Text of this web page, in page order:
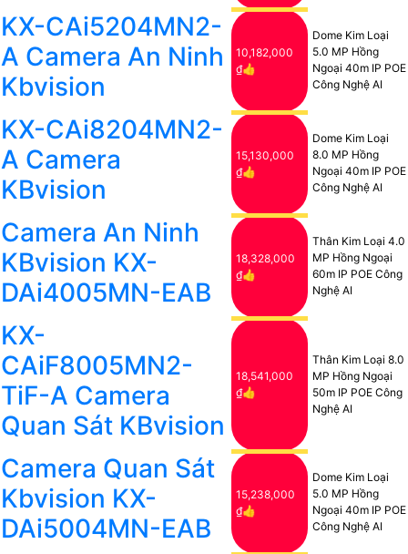
KX-CAi5204MN2-
A Camera An Ninh
Kbvision
10,182,000
₫👍
Dome Kim Loại
5.0 MP Hồng
Ngoại 40m IP POE
Công Nghệ AI
KX-CAi8204MN2-
A Camera
KBvision
15,130,000
₫👍
Dome Kim Loại
8.0 MP Hồng
Ngoại 40m IP POE
Công Nghệ AI
Camera An Ninh
KBvision KX-
DAi4005MN-EAB
18,328,000
₫👍
Thân Kim Loại 4.0
MP Hồng Ngoại
60m IP POE Công
Nghệ AI
KX-
CAiF8005MN2-
TiF-A Camera
Quan Sát KBvision
18,541,000
₫👍
Thân Kim Loại 8.0
MP Hồng Ngoại
50m IP POE Công
Nghệ AI
Camera Quan Sát
Kbvision KX-
DAi5004MN-EAB
15,238,000
₫👍
Dome Kim Loại
5.0 MP Hồng
Ngoại 40m IP POE
Công Nghệ AI